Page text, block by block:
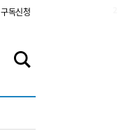
구독신청